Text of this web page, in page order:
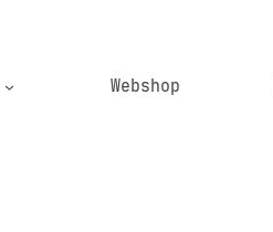
Webshop